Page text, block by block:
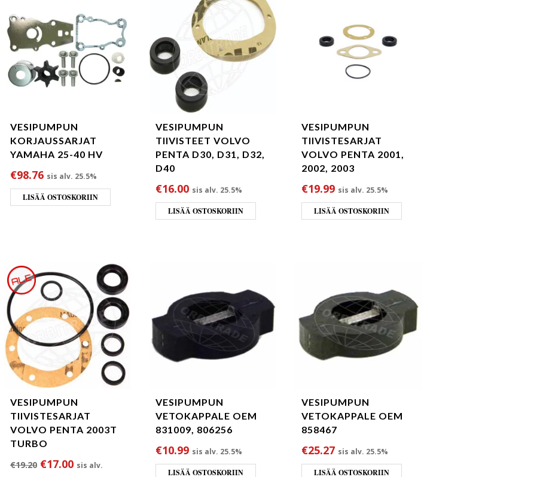
VESIPUMPUN
KORJAUSSARJAT
YAMAHA 25-40 HV
€98.76 sis alv. 25.5%
LISÄÄ OSTOSKORIIN
VESIPUMPUN
TIIVISTEET VOLVO
PENTA D30, D31, D32,
D40
€16.00 sis alv. 25.5%
LISÄÄ OSTOSKORIIN
VESIPUMPUN
TIIVISTESARJAT
VOLVO PENTA 2001,
2002, 2003
€19.99 sis alv. 25.5%
LISÄÄ OSTOSKORIIN
VESIPUMPUN
TIIVISTESARJAT
VOLVO PENTA 2003T
TURBO
€19.20 Alkuperäinen hinta oli: €19.20.
€17.00Nykyinen hinta on: €17.00.
sis alv.
VESIPUMPUN
VETOKAPPALE OEM
831009, 806256
€10.99 sis alv. 25.5%
LISÄÄ OSTOSKORIIN
VESIPUMPUN
VETOKAPPALE OEM
858467
€25.27 sis alv. 25.5%
LISÄÄ OSTOSKORIIN